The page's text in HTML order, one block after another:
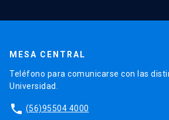
MESA CENTRAL
Teléfono para comunicarse con las
Universidad.
phone (56)95504 4000